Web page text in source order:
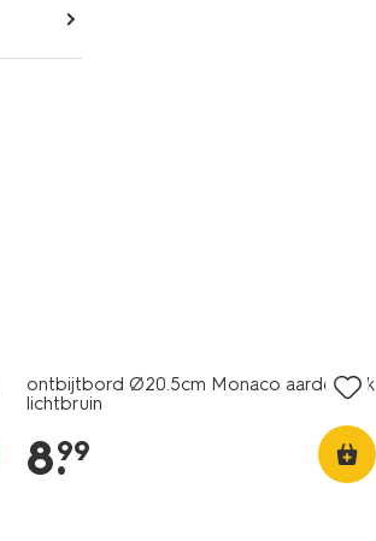
ontbijtbord Ø20.5cm Monaco aardewerk
lichtbruin
8.
99